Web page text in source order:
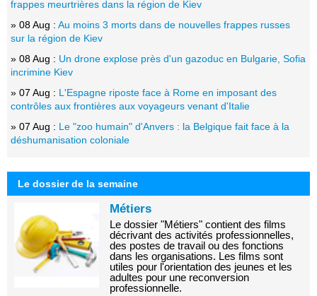
frappes meurtrières dans la région de Kiev
» 08 Aug : Au moins 3 morts dans de nouvelles frappes russes
sur la région de Kiev
» 08 Aug : Un drone explose près d'un gazoduc en Bulgarie, Sofia
incrimine Kiev
» 07 Aug : L'Espagne riposte face à Rome en imposant des
contrôles aux frontières aux voyageurs venant d'Italie
» 07 Aug : Le "zoo humain" d'Anvers : la Belgique fait face à la
déshumanisation coloniale
Le dossier de la semaine
Métiers
Le dossier "Métiers" contient des films
décrivant des activités professionnelles,
des postes de travail ou des fonctions
dans les organisations. Les films sont
utiles pour l'orientation des jeunes et les
adultes pour une reconversion
professionnelle.